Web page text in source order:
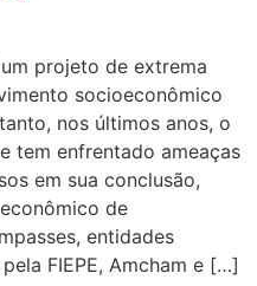
projeto de extrema
socioeconômico
nos últimos anos, o
tem enfrentado ameaças
em sua conclusão,
de
entidades
FIEPE, Amcham e […]